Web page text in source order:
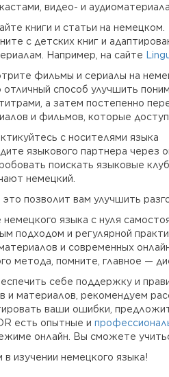
видео- и
книги и статьи на немецком.
с детских книг и
Например, на сайте
фильмы и сериалы на
отличный способ улучшить
а затем постепенно
и фильмов, которые
с носителями языка
языкового партнера
поискать языковые
немецкий.
это позволит вам улучшить
немецкого языка с нуля
подходом и регулярной
и современных
метода, помните, главное —
себе поддержку и
и материалов, рекомендуем
ваши ошибки,
есть опытные и
онлайн. Вы сможете
в изучении немецкого языка!